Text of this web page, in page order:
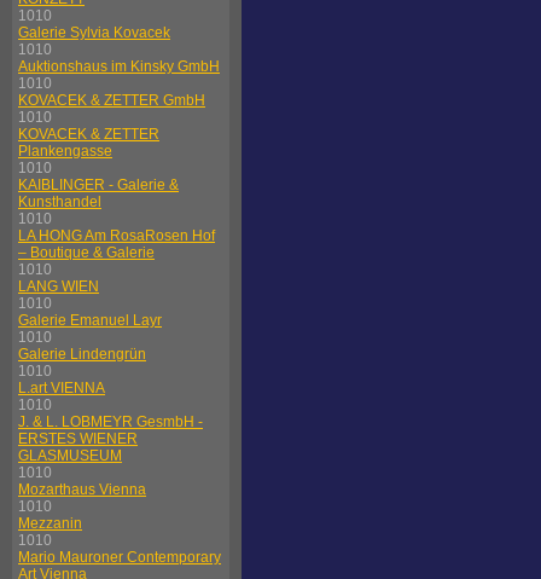
1010
Galerie Sylvia Kovacek
1010
Auktionshaus im Kinsky GmbH
1010
KOVACEK & ZETTER GmbH
1010
KOVACEK & ZETTER
Plankengasse
1010
KAIBLINGER - Galerie &
Kunsthandel
1010
LA HONG Am RosaRosen Hof
– Boutique & Galerie
1010
LANG WIEN
1010
Galerie Emanuel Layr
1010
Galerie Lindengrün
1010
L.art VIENNA
1010
J. & L. LOBMEYR GesmbH -
ERSTES WIENER
GLASMUSEUM
1010
Mozarthaus Vienna
1010
Mezzanin
1010
Mario Mauroner Contemporary
Art Vienna